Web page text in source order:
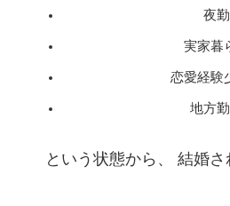
夜勤
実家暮
恋愛経験
地方
という状態から、 結婚さ